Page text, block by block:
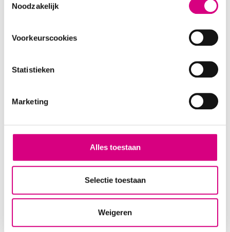
Selection
Noodzakelijk
Voorkeurscookies
Statistieken
Marketing
Alles toestaan
Selectie toestaan
Weigeren